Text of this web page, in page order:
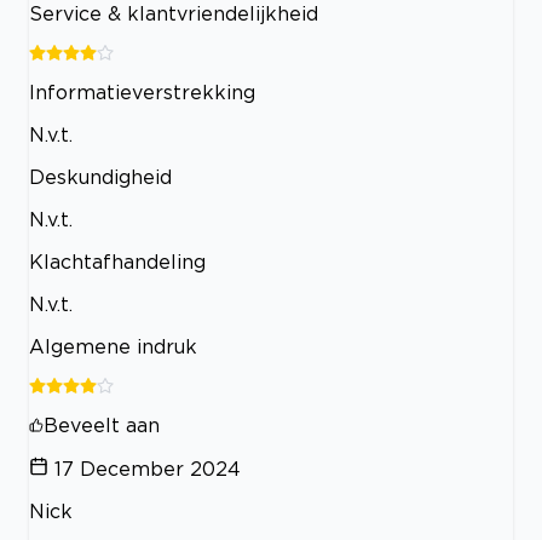
Service & klantvriendelijkheid
Informatieverstrekking
N.v.t.
Deskundigheid
N.v.t.
Klachtafhandeling
N.v.t.
Algemene indruk
Beveelt aan
17 December 2024
Nick